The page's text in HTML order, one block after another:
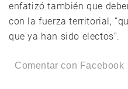
enfatizó también que
con la fuerza territorial,
que ya han sido electos”.
Comentar con Facebook